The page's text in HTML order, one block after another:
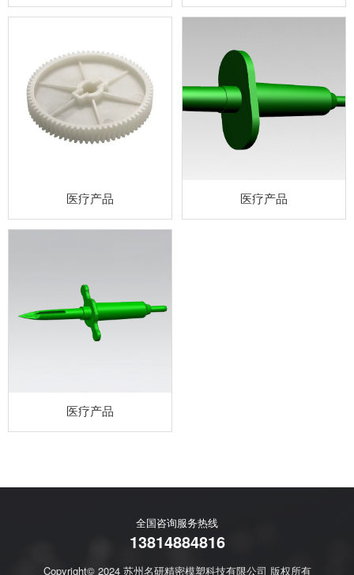
医疗产品 医疗产品
医疗产品
全国咨询服务热线
13814884816
Copyright© 2024 苏州名研精密模塑科技有限公司 版权所有